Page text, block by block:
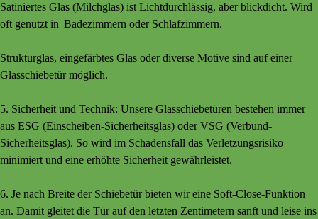
Satiniertes Glas (Milchglas) ist Lichtdurchlässig, aber blickdicht. Wird
oft genutzt in| Badezimmern oder Schlafzimmern.
Strukturglas, eingefärbtes Glas oder diverse Motive sind auf einer
Glasschiebetür möglich.
5. Sicherheit und Technik: Unsere Glasschiebetüren bestehen immer
aus ESG (Einscheiben-Sicherheitsglas) oder VSG (Verbund-
Sicherheitsglas). So wird im Schadensfall das Verletzungsrisiko
minimiert und eine erhöhte Sicherheit gewährleistet.
6. Je nach Breite der Schiebetür bieten wir eine Soft-Close-Funktion
an. Damit gleitet die Tür auf den letzten Zentimetern sanft und leise ins